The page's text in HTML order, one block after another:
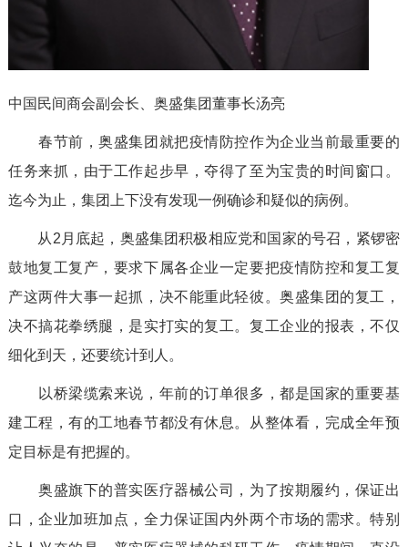
中国民间商会副会长、奥盛集团董事长汤亮
春节前，奥盛集团就把疫情防控作为企业当前最重要的
任务来抓，由于工作起步早，夺得了至为宝贵的时间窗口。
迄今为止，集团上下没有发现一例确诊和疑似的病例。
从2月底起，奥盛集团积极相应党和国家的号召，紧锣密
鼓地复工复产，要求下属各企业一定要把疫情防控和复工复
产这两件大事一起抓，决不能重此轻彼。奥盛集团的复工，
决不搞花拳绣腿，是实打实的复工。复工企业的报表，不仅
细化到天，还要统计到人。
以桥梁缆索来说，年前的订单很多，都是国家的重要基
建工程，有的工地春节都没有休息。从整体看，完成全年预
定目标是有把握的。
奥盛旗下的普实医疗器械公司，为了按期履约，保证出
口，企业加班加点，全力保证国内外两个市场的需求。特别